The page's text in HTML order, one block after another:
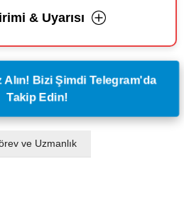
& Uyarısı
Alın! Bizi Şimdi Telegram'da
Takip Edin!
ve Uzmanlık